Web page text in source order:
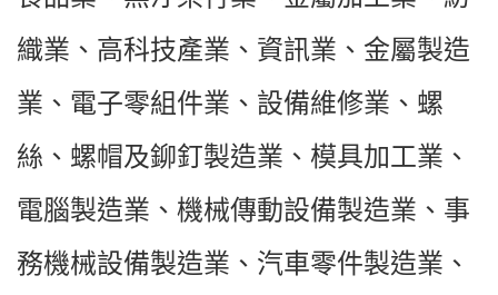
織業、高科技產業、資訊業、金屬製造
業、電子零組件業、設備維修業、螺
絲、螺帽及鉚釘製造業、模具加工業、
電腦製造業、機械傳動設備製造業、事
務機械設備製造業、汽車零件製造業、